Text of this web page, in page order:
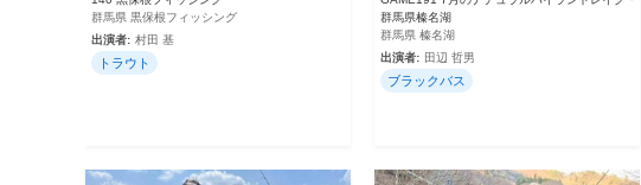
群馬県 黒保根フィッシング
出演者: 村田 基
トラウト
群馬県榛名湖
群馬県 榛名湖
出演者: 田辺 哲男
ブラックバス